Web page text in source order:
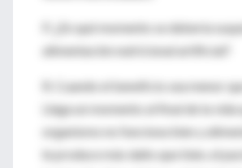
P. ¿En qué momento se debería
alimentación nutricional artificial?
R. Cuando el beneficio sea menor
Llega un momento al final de la vida
organismo no funciona bien y
le produce más daño que bien, el